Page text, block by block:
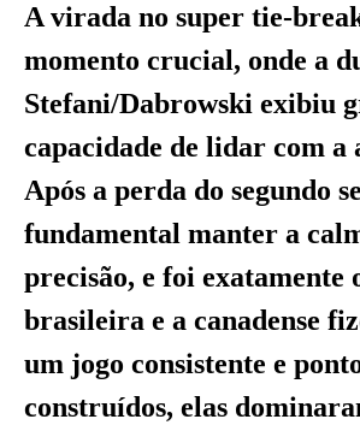
A virada no super tie-
momento crucial, onde a
Stefani/Dabrowski exibiu
capacidade de lidar com a
Após a perda do segundo
fundamental manter a
precisão, e foi exatamente
brasileira e a canadense
um jogo consistente e
construídos, elas